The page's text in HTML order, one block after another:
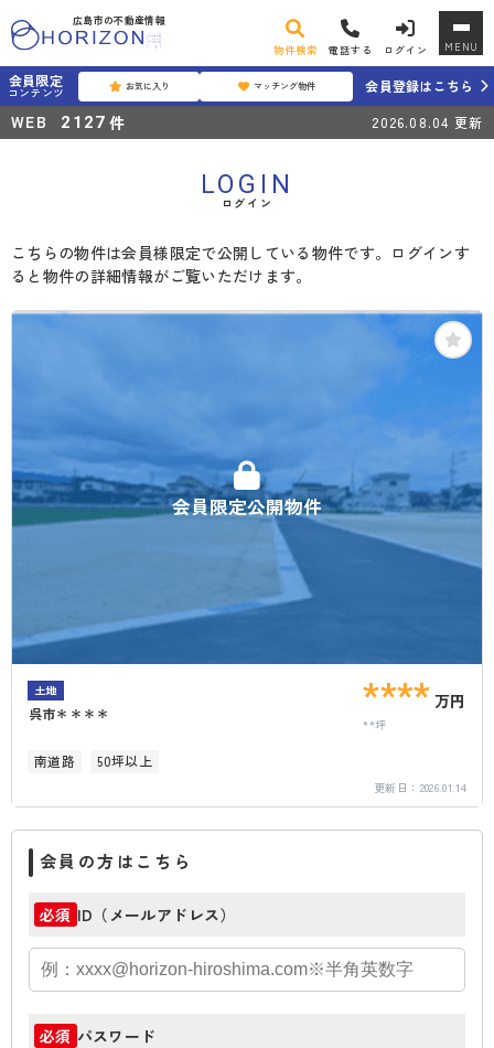
広島市の不動産情報
物件検索 電話する ログイン MENU
会員限定
コンテンツ お気に入り マッチング物件 会員登録はこちら
WEB 2127 件 2026.08.04 更新
LOGIN
ログイン
こちらの物件は会員様限定で公開している物件です。ログインす
ると物件の詳細情報がご覧いただけます。
会員限定公開物件
土地
呉市＊＊＊＊ **** 万円
**坪
南道路 50坪以上
更新日： 2026.01.14
会員の方はこちら
必須 ID（メールアドレス）
必須 パスワード